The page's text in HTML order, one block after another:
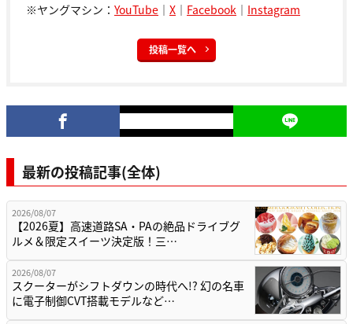
※ヤングマシン： YouTube ｜ X ｜ Facebook ｜ Instagram
投稿一覧へ
最新の投稿記事(全体)
2026/08/07
【2026夏】高速道路SA・PAの絶品ドライブグ
ルメ＆限定スイーツ決定版！三…
2026/08/07
スクーターがシフトダウンの時代へ!? 幻の名車
に電子制御CVT搭載モデルなど…